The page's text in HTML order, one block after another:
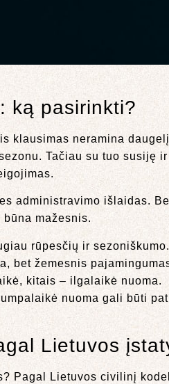
ką pasirinkti?
klausimas neramina
Tačiau su tuo susiję
administravimo išlaidas.
mažesnis.
rūpesčių ir sezoniškumo.
bet žemesnis
kitais – ilgalaikė nuoma.
nuoma gali būti
Lietuvos
Pagal Lietuvos civilinį